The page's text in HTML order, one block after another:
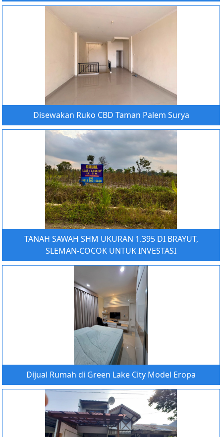
Disewakan Ruko CBD Taman Palem Surya
TANAH SAWAH SHM UKURAN 1.395 DI BRAYUT,
SLEMAN-COCOK UNTUK INVESTASI
Dijual Rumah di Green Lake City Model Eropa